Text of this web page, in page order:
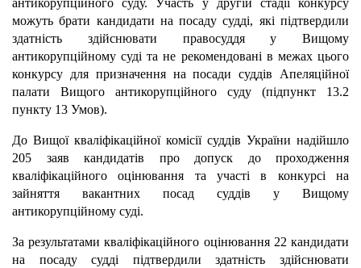
антикорупційного суду. Участь у другій стадії конкурсу
можуть брати кандидати на посаду судді, які підтвердили
здатність здійснювати правосуддя у Вищому
антикорупційному суді та не рекомендовані в межах цього
конкурсу для призначення на посади суддів Апеляційної
палати Вищого антикорупційного суду (підпункт 13.2
пункту 13 Умов).
До Вищої кваліфікаційної комісії суддів України надійшло
205 заяв кандидатів про допуск до проходження
кваліфікаційного оцінювання та участі в конкурсі на
зайняття вакантних посад суддів у Вищому
антикорупційному суді.
За результатами кваліфікаційного оцінювання 22 кандидати
на посаду судді підтвердили здатність здійснювати